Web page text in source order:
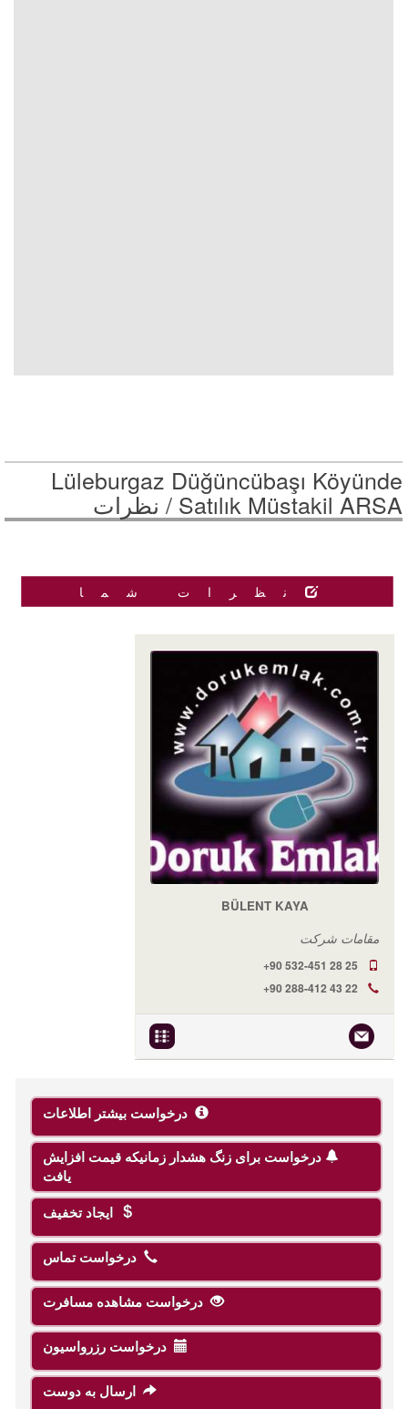
Lüleburgaz Düğüncübaşı Köyünde
Satılık Müstakil ARSA / نظرات
نظرات شما
BÜLENT KAYA
مقامات شرکت
+90 532-451 28 25
+90 288-412 43 22
درخواست بیشتر اطلاعات
درخواست برای زنگ هشدار زمانیکه قیمت افزایش
یافت
ایجاد تخفیف
درخواست تماس
درخواست مشاهده مسافرت
درخواست رزرواسیون
ارسال به دوست